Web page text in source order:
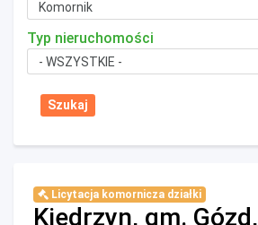
Typ nieruchomości
Licytacja komornicza działki
Kiedrzyn, gm. Gózd,